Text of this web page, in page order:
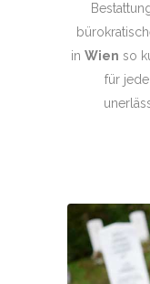
in Wien so
für